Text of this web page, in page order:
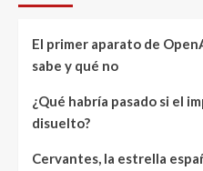
El primer aparato de
sabe y qué no
¿Qué habría pasado si el
disuelto?
Cervantes, la estrella